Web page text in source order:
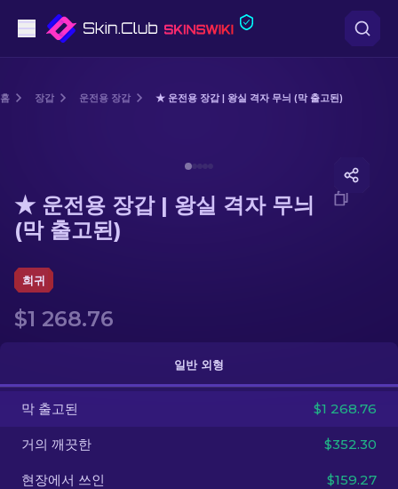
저격소총
기타
KO
홈 장갑 운전용 장갑 ★ 운전용 장갑 | 왕실 격자 무늬 (막 출고된)
★ 운전용 장갑 | 왕실 격자 무늬
(막 출고된)
희귀
$1 268.76
일반 외형
막 출고된 $1 268.76
거의 깨끗한 $352.30
현장에서 쓰인 $159.27